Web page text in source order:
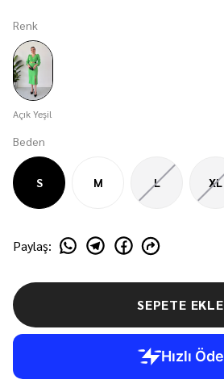
Renk
Açık Yeşil
Beden
S M L XL
Paylaş:
SEPETE EKLE